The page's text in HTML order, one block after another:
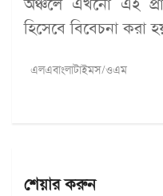
অঞ্চলে এখনো এই
হিসেবে বিবেচনা করা
এলএবাংলাটাইমস/ওএম
শেয়ার করুন